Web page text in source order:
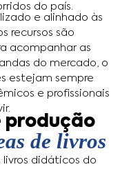
do país.
e alinhado às
recursos são
acompanhar as
do mercado, o
estejam sempre
e profissionais
produção
de livros
didáticos do